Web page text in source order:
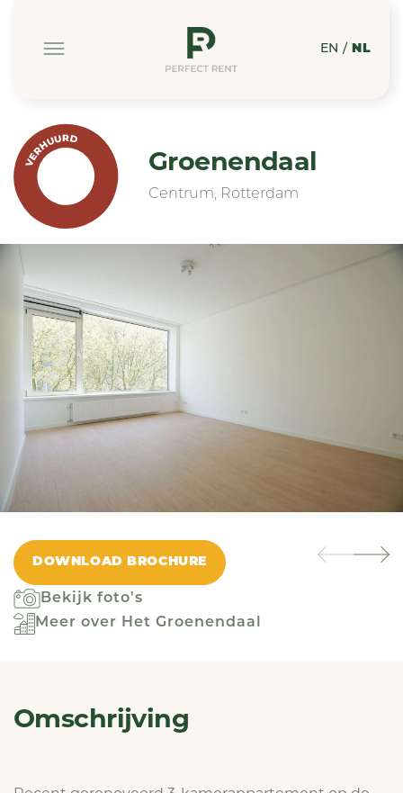
EN / NL
VERHUURD Groenendaal
Centrum, Rotterdam
DOWNLOAD BROCHURE
Bekijk foto's
Meer over Het Groenendaal
Omschrijving